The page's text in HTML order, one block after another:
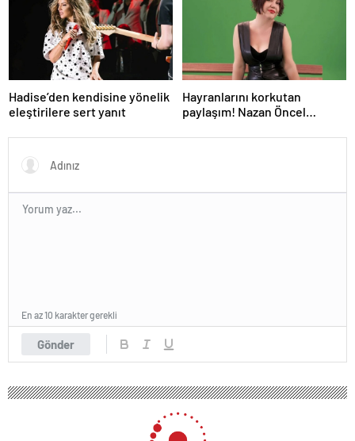
Hadise’den kendisine yönelik
eleştirilere sert yanıt
Hayranlarını korkutan
paylaşım! Nazan Öncel
Gönder
En az 10 karakter gerekli